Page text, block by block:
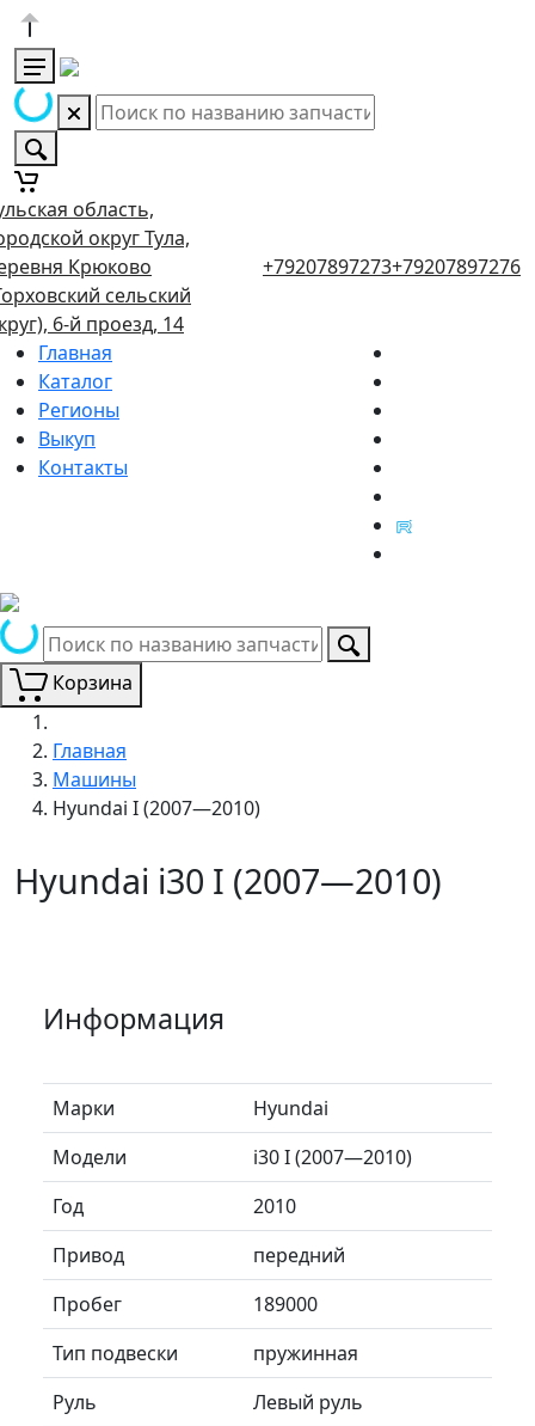
область,
округ Тула,
Крюково
сельский
6-й проезд, 14
+79207897273+79207897276
Главная
Каталог
Регионы
Выкуп
Контакты
Корзина
Главная
Машины
Hyundai I (2007—2010)
Hyundai i30 I (2007—2010)
Информация
Марки
Hyundai
Модели
i30 I (2007—2010)
Год
2010
Привод
передний
Пробег
189000
Тип подвески
пружинная
Руль
Левый руль